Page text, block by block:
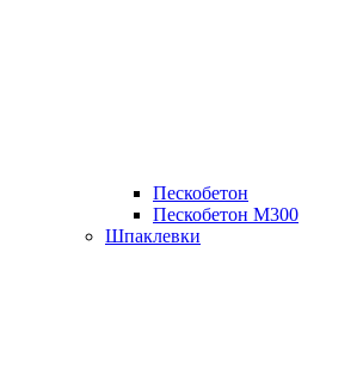
Пескобетон
Пескобетон М300
Шпаклевки